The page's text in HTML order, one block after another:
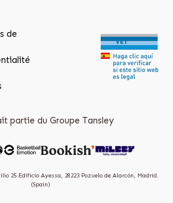
de
partie du Groupe Tansley
25 Edificio Ayessa, 28223 Pozuelo de Alarcón, Madrid.
(Spain)